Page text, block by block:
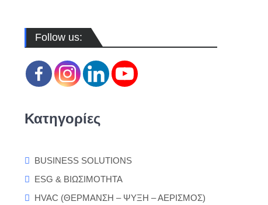
Follow us:
Κατηγορίες
BUSINESS SOLUTIONS
ESG & ΒΙΩΣΙΜΟΤΗΤΑ
HVAC (ΘΕΡΜΑΝΣΗ – ΨΥΞΗ – ΑΕΡΙΣΜΟΣ)